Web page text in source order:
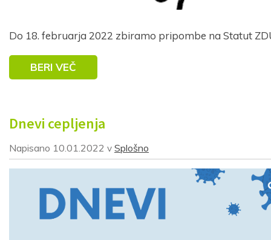
Do 18. februarja 2022 zbiramo pripombe na Statut
BERI VEČ
Dnevi cepljenja
Napisano 10.01.2022 v Splošno